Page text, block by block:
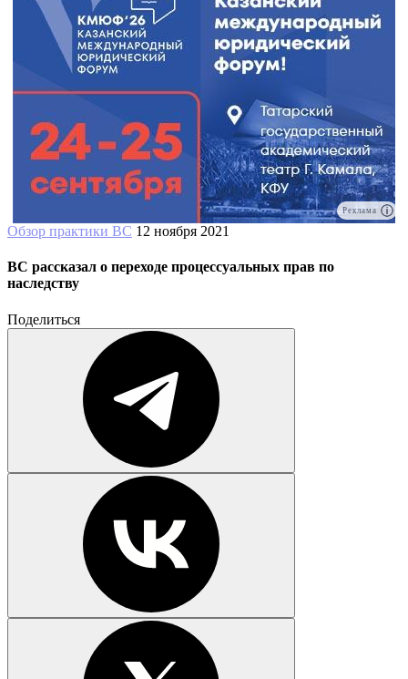
Реклама
Обзор практики ВС 12 ноября 2021
ВС рассказал о переходе процессуальных прав по
наследству
Поделиться